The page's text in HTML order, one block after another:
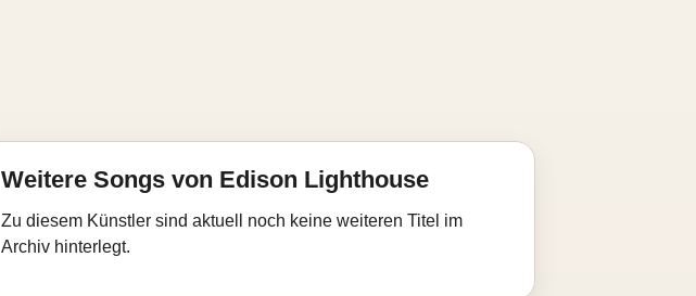
Weitere Songs von Edison Lighthouse
Zu diesem Künstler sind aktuell noch keine weiteren Titel im
Archiv hinterlegt.